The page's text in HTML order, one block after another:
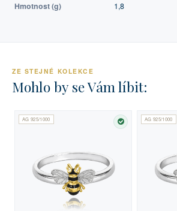
Hmotnost (g) 1,8
ZE STEJNÉ KOLEKCE
Mohlo by se Vám líbit:
AG 925/1000
SKLADEM
AG 925/1000